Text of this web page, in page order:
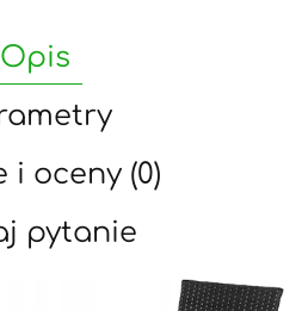
Opis
i oceny (0)
pytanie